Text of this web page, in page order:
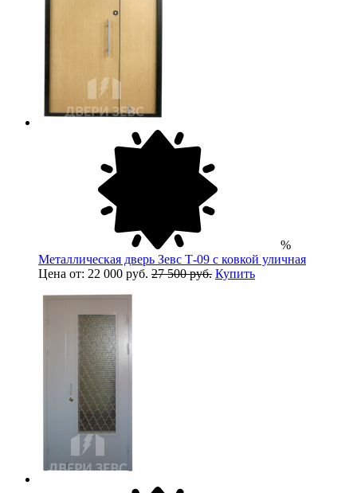
%
Металлическая дверь Зевс Т-09 с ковкой уличная
Цена от: 22 000 руб. 27 500 руб. Купить